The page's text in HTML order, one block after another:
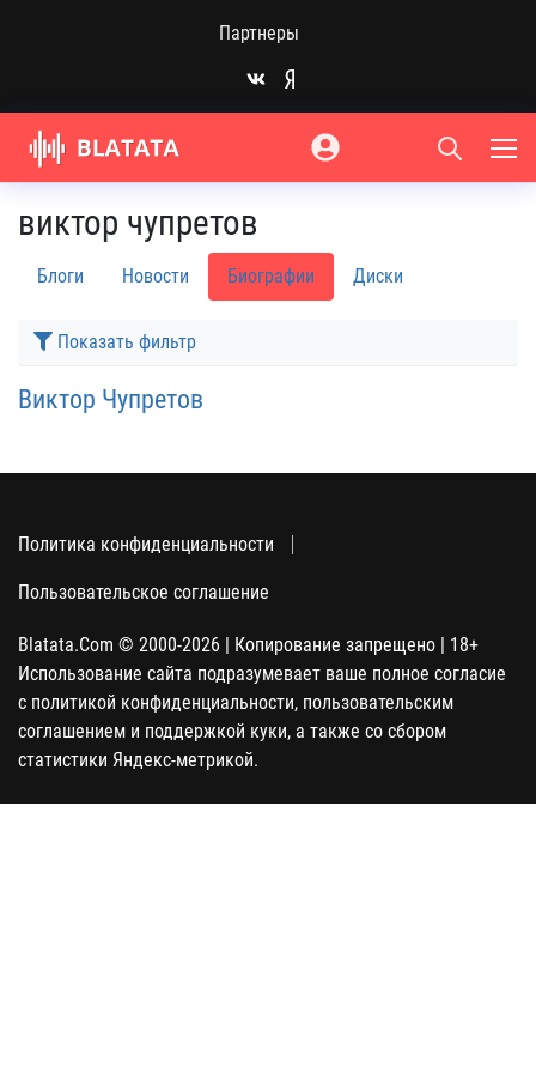
Партнеры
виктор чупретов
Блоги Новости Биографии Диски
Показать фильтр
Виктор Чупретов
Политика конфиденциальности
Пользовательское соглашение
Blatata.Com © 2000-2026 | Копирование запрещено | 18+
Использование сайта подразумевает ваше полное согласие
с политикой конфиденциальности, пользовательским
соглашением и поддержкой куки, а также со сбором
статистики Яндекс-метрикой.